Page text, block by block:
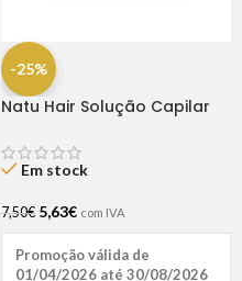
-25%
Natu Hair Solução Capilar
Em stock
7,50€ 5,63€ com IVA
Promoção válida de
01/04/2026 até 30/08/2026